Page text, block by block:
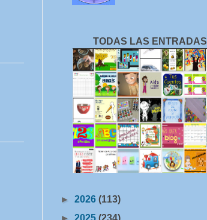
TODAS LAS ENTRADAS
► 2026 (113)